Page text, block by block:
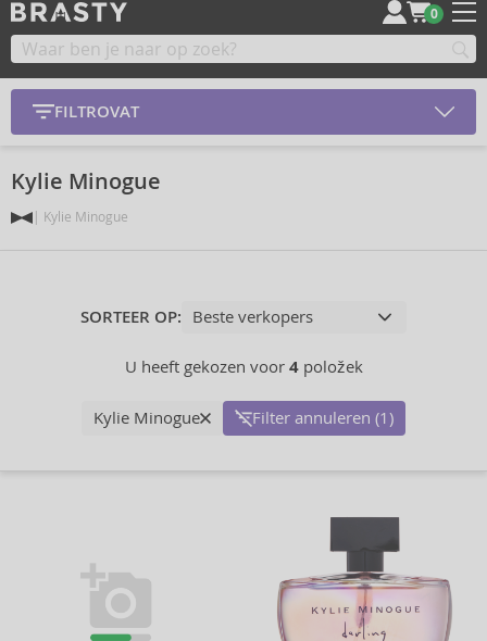
0
FILTROVAT
Kylie Minogue
Kylie Minogue
SORTEER OP:
U heeft gekozen voor 4položek
Kylie Minogue Filter annuleren (1)